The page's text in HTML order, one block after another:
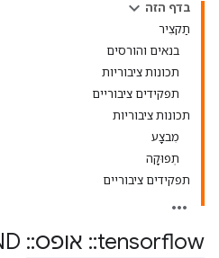
בדף הזה
תַקצִיר
בנאים והורסים
תכונות ציבוריות
תפקידים ציבוריים
תכונות ציבוריות
מִבצָע
תְפוּקָה
תפקידים ציבוריים
tensorflow
:: אופס::